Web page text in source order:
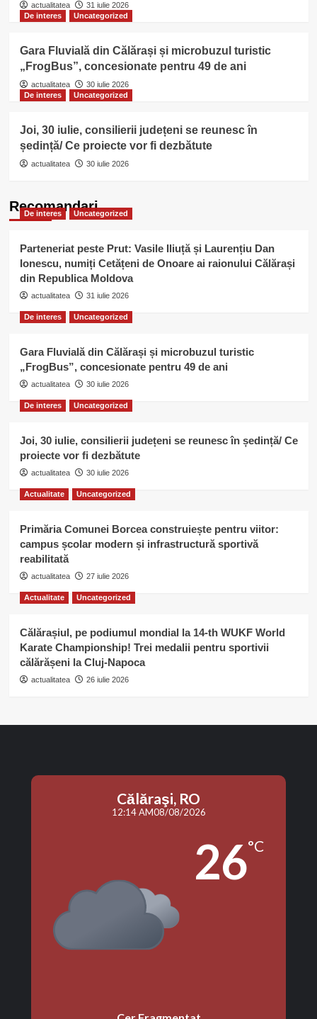
actualitatea
31 iulie 2026
De interes
Uncategorized
Gara Fluvială din Călărași și microbuzul turistic
„FrogBus”, concesionate pentru 49 de ani
actualitatea
30 iulie 2026
De interes
Uncategorized
Joi, 30 iulie, consilierii județeni se reunesc în
ședință/ Ce proiecte vor fi dezbătute
actualitatea 30 iulie 2026
Recomandari
De interes Uncategorized
Parteneriat peste Prut: Vasile Iliuță și Laurențiu Dan
Ionescu, numiți Cetățeni de Onoare ai raionului Călărași
din Republica Moldova
actualitatea 31 iulie 2026
De interes Uncategorized
Gara Fluvială din Călărași și microbuzul turistic
„FrogBus”, concesionate pentru 49 de ani
actualitatea 30 iulie 2026
De interes Uncategorized
Joi, 30 iulie, consilierii județeni se reunesc în ședință/ Ce
proiecte vor fi dezbătute
actualitatea 30 iulie 2026
Actualitate Uncategorized
Primăria Comunei Borcea construiește pentru viitor:
campus școlar modern și infrastructură sportivă
reabilitată
actualitatea 27 iulie 2026
Actualitate Uncategorized
Călărașiul, pe podiumul mondial la 14-th WUKF World
Karate Championship! Trei medalii pentru sportivii
călărășeni la Cluj-Napoca
actualitatea 26 iulie 2026
Călăraşi, RO
12:14 AM08/08/2026
26°C